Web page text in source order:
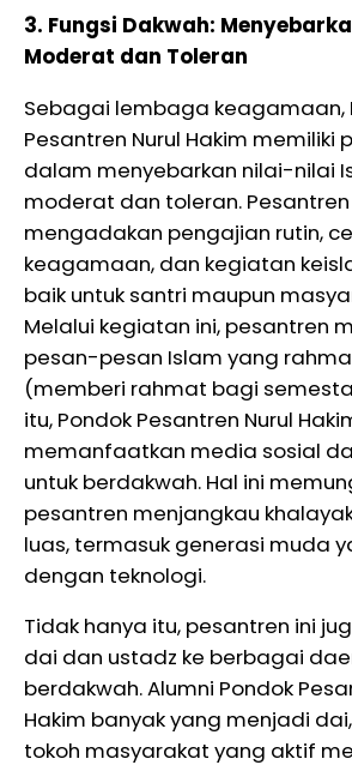
3. Fungsi Dakwah:
Moderat dan Toleran
Sebagai lembaga keagamaan,
Pesantren Nurul Hakim memiliki
dalam menyebarkan nilai-nilai
moderat dan toleran.
mengadakan pengajian rutin,
keagamaan, dan kegiatan
baik untuk santri maupun
Melalui kegiatan ini, pesantren
pesan-pesan Islam yang
(memberi rahmat bagi
itu, Pondok Pesantren Nurul
memanfaatkan media sosial
untuk berdakwah. Hal ini
pesantren menjangkau
luas, termasuk generasi muda
dengan teknologi.
Tidak hanya itu, pesantren ini
dai dan ustadz ke berbagai
berdakwah. Alumni Pondok
Hakim banyak yang menjadi
tokoh masyarakat yang aktif